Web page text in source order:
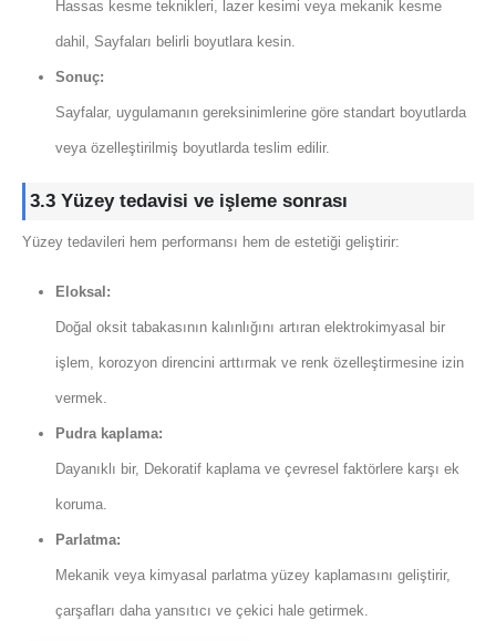
Hassas kesme teknikleri, lazer kesimi veya mekanik kesme
dahil, Sayfaları belirli boyutlara kesin.
Sonuç:
Sayfalar, uygulamanın gereksinimlerine göre standart boyutlarda
veya özelleştirilmiş boyutlarda teslim edilir.
3.3 Yüzey tedavisi ve işleme sonrası
Yüzey tedavileri hem performansı hem de estetiği geliştirir:
Eloksal:
Doğal oksit tabakasının kalınlığını artıran elektrokimyasal bir
işlem, korozyon direncini arttırmak ve renk özelleştirmesine izin
vermek.
Pudra kaplama:
Dayanıklı bir, Dekoratif kaplama ve çevresel faktörlere karşı ek
koruma.
Parlatma:
Mekanik veya kimyasal parlatma yüzey kaplamasını geliştirir,
çarşafları daha yansıtıcı ve çekici hale getirmek.